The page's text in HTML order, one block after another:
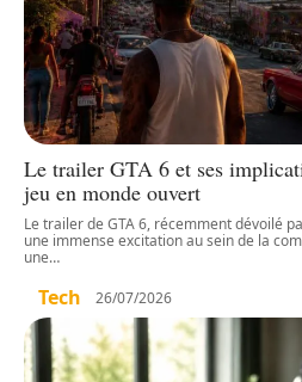
Le trailer GTA 6 et ses
jeu en monde ouvert
Le trailer de GTA 6, récemment dévoilé
une immense excitation au sein de la
une…
Tech 26/07/2026